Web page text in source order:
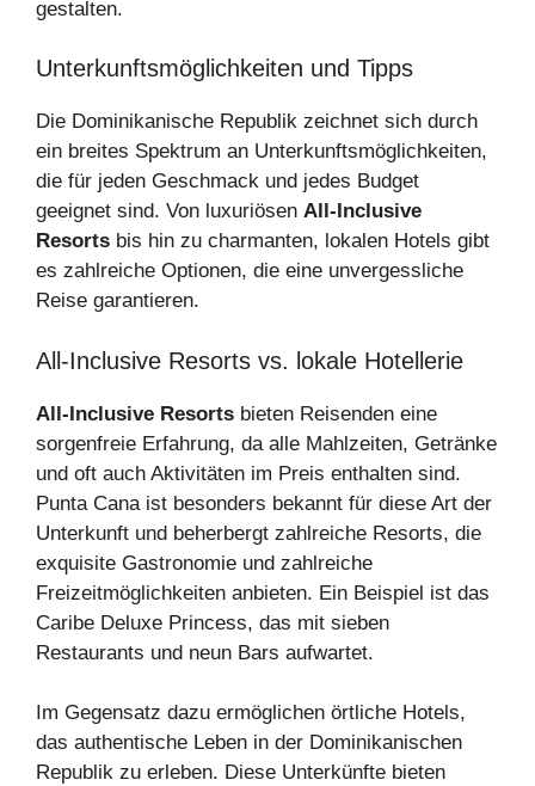
gestalten.
Unterkunftsmöglichkeiten und Tipps
Die Dominikanische Republik zeichnet sich durch
ein breites Spektrum an Unterkunftsmöglichkeiten,
die für jeden Geschmack und jedes Budget
geeignet sind. Von luxuriösen All-Inclusive
Resorts bis hin zu charmanten, lokalen Hotels gibt
es zahlreiche Optionen, die eine unvergessliche
Reise garantieren.
All-Inclusive Resorts vs. lokale Hotellerie
All-Inclusive Resorts bieten Reisenden eine
sorgenfreie Erfahrung, da alle Mahlzeiten, Getränke
und oft auch Aktivitäten im Preis enthalten sind.
Punta Cana ist besonders bekannt für diese Art der
Unterkunft und beherbergt zahlreiche Resorts, die
exquisite Gastronomie und zahlreiche
Freizeitmöglichkeiten anbieten. Ein Beispiel ist das
Caribe Deluxe Princess, das mit sieben
Restaurants und neun Bars aufwartet.
Im Gegensatz dazu ermöglichen örtliche Hotels,
das authentische Leben in der Dominikanischen
Republik zu erleben. Diese Unterkünfte bieten